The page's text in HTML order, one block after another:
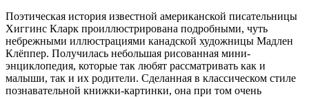
Поэтическая история известной американской писательницы
Хиггинс Кларк проиллюстрирована подробными, чуть
небрежными иллюстрациями канадской художницы Мадлен
Клёппер. Получилась небольшая рисованная мини-
энциклопедия, которые так любят рассматривать как и
малыши, так и их родители. Сделанная в классическом стиле
познавательной книжки-картинки, она при том очень